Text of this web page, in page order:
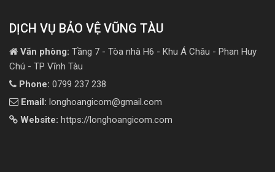
DỊCH VỤ BẢO VỆ VŨNG TÀU
Văn phòng: Tầng 7 - Tòa nhà H6 - Khu Á Châu - Phan Huy
Chú - TP Vĩnh Tàu
Phone: 0799 237 238
Email: longhoangicom@gmail.com
Website: https://longhoangicom.com